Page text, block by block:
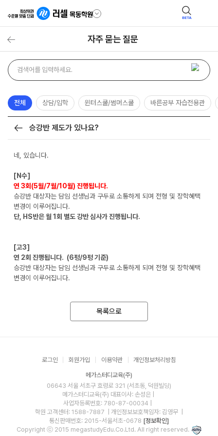
BETA
자주 묻는 질문
자주
묻는
검색
검색어
전체 상담/입학 윈터스쿨/썸머스쿨 바른공부 자습전용관
목록 승강반 제도가 있나요?
네, 있습니다.
[N수]
연 3회(5월/7월/10월) 진행됩니다.
승강반 대상자는 담임 선생님과 구두로 소통하게 되며 전형 및 장학혜택
변경이 이루어집니다.
단, HS반은 월 1회 별도 강반 심사가 진행됩니다.
[고3]
연 2회 진행됩니다. (6평/9평 기준)
승강반 대상자는 담임 선생님과 구두로 소통하게 되며 전형 및 장학혜택
변경이 이루어집니다.
목록으로
로그인 회원가입 이용약관 개인정보처리방침
메가스터디교육(주)
06643 서울 서초구 효령로 321 (서초동, 덕원빌딩)
메가스터디교육(주) 대표이사: 손성은 |
사업자등록번호: 780-87-00034
학원 고객센터: 1588-7887
| 개인정보보호책임자: 김영무
통신판매번호: 2015-서울서초-0678 [정보확인]
Copyright ⓒ 2015 megastudyEdu.Co.Ltd. All right reserved.